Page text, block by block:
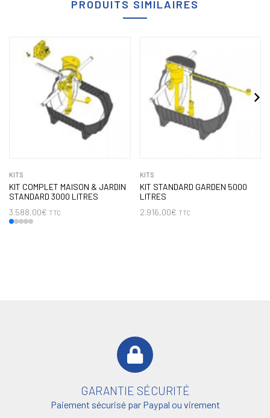
PRODUITS SIMILAIRES
KITS
KIT COMPLET MAISON & JARDIN
STANDARD 3000 LITRES
3.588,00€ TTC
KITS
KIT STANDARD GARDEN 5000
LITRES
2.916,00€ TTC
GARANTIE SÉCURITÉ
Paiement sécurisé par Paypal ou virement